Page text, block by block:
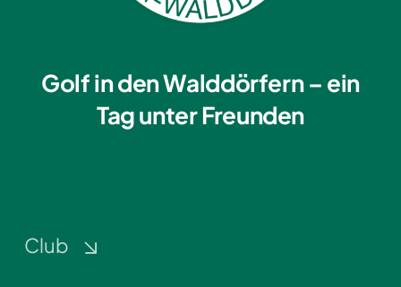
Golf in den Walddörfern – ein
Tag unter Freunden
Club